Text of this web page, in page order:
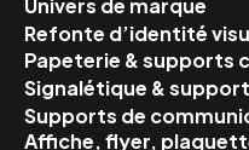
Univers de marque
Refonte d’identité
Papeterie & supports
Signalétique &
Supports de
Affiche, flyer,